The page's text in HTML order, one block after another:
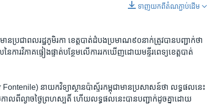
SHARE
ទាញ​យក​ពី​តំណភ្ជាប់​ដើម
មាន​ប្រជាពលរដ្ឋ​ភូមិ​រកា ខេត្តបាត់ដំបងប្រមាណ​៩០​នាក់ត្រូវ​បាន​បញ្ជាក់​ថា​
ការ​វិភាគ​ផ្ទៀងផ្ទាត់​បន្ថែម​លើ​ការ​រក​ឃើញ​ដោយ​មន្ទីរពេទ្យ​ខេត្តបាត់
នាយក​វិទ្យាស្ថាន​ប៉ាស្ទ័រ​កម្ពុជាមាន​ប្រសាសន៍​ថា លទ្ធផល​នេះ​
ល​ពី​ល្ងាច​ថ្ងៃ​ព្រហស្បតិ៍ ​ហើយ​លទ្ធផល​នេះបាន​បញ្ជាក់​ដូច​គ្នា​ដោយ​